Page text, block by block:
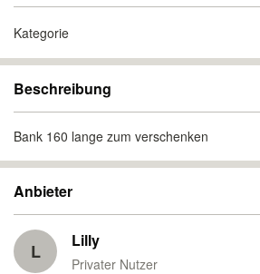
Kategorie
Beschreibung
Bank 160 lange zum verschenken
Anbieter
L Lilly
Privater Nutzer